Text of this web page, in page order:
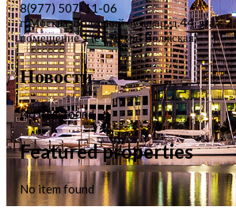
8(977) 507-11-06
г. Москва, Волжский бульвар, д.44, этаж 2,
помещение 1 (ст. метро Волжская)
Новости
No item found
Featured properties
No item found